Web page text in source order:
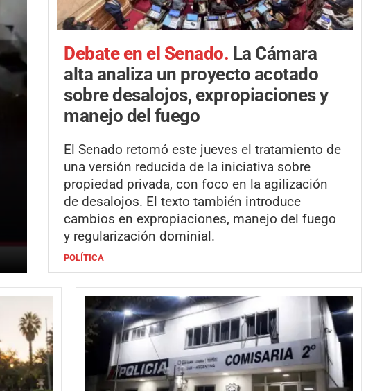
Debate en el Senado. La Cámara
alta analiza un proyecto acotado
sobre desalojos, expropiaciones y
manejo del fuego
El Senado retomó este jueves el tratamiento de
una versión reducida de la iniciativa sobre
propiedad privada, con foco en la agilización
de desalojos. El texto también introduce
cambios en expropiaciones, manejo del fuego
y regularización dominial.
POLÍTICA